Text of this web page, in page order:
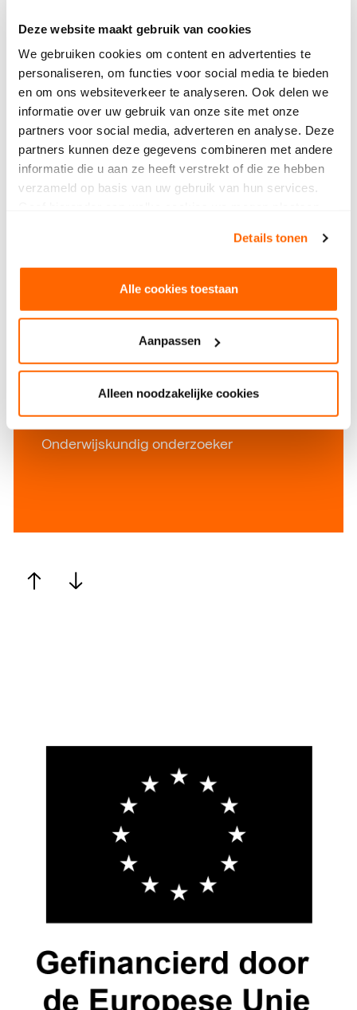
Deze website maakt gebruik van cookies
We gebruiken cookies om content en advertenties te
personaliseren, om functies voor social media te bieden
en om ons websiteverkeer te analyseren. Ook delen we
informatie over uw gebruik van onze site met onze
partners voor social media, adverteren en analyse. Deze
partners kunnen deze gegevens combineren met andere
informatie die u aan ze heeft verstrekt of die ze hebben
verzameld op basis van uw gebruik van hun services.
Details tonen
Alle cookies toestaan
Aanpassen
Alleen noodzakelijke cookies
“Studenten waarderen het
kunnen delen. Je voelt
alleen wat studenten
vinden, maar ook waarom
en welke oplossingen zij
Lees het interview
Rachelle van Harn
Onderwijskundig onderzoeker